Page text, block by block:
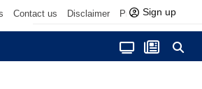
Contact us Disclaimer Privacy Policy
Sign up